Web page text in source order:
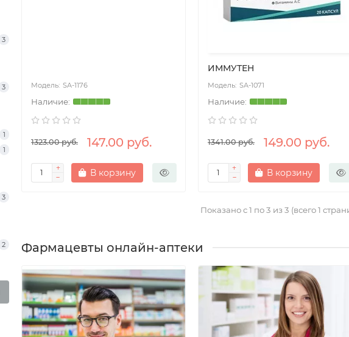
3
3
1
1
3
2
SA-1176
1323.00 руб. 147.00 руб.
В корзину
ИММУТЕН
SA-1071
1341.00 руб. 149.00 руб.
В корзину
Показано с 1 по 3 из 3 (всего 1
Фармацевты онлайн-аптеки